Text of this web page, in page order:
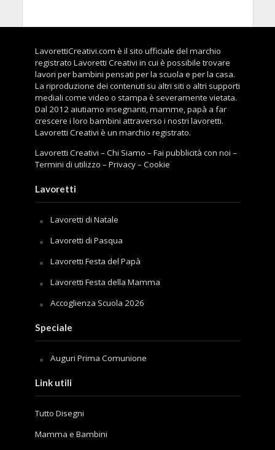
LavorettiCreativi.com è il sito ufficiale del marchio
registrato Lavoretti Creativi in cui è possibile trovare
lavori per bambini pensati per la scuola e per la casa.
La riproduzione dei contenuti su altri siti o altri supporti
mediali come video o stampa è severamente vietata.
Dal 2012 aiutiamo insegnanti, mamme, papà a far
crescere i loro bambini attraverso i nostri lavoretti.
Lavoretti Creativi è un marchio registrato.
Lavoretti Creativi –Chi Siamo –Fai pubblicità con noi –
Termini di utilizzo –Privacy–Cookie
Lavoretti
Lavoretti di Natale
Lavoretti di Pasqua
Lavoretti Festa del Papà
Lavoretti Festa della Mamma
Accoglienza Scuola 2026
Speciale
Auguri Prima Comunione
Link utili
Tutto Disegni
Mamma e Bambini